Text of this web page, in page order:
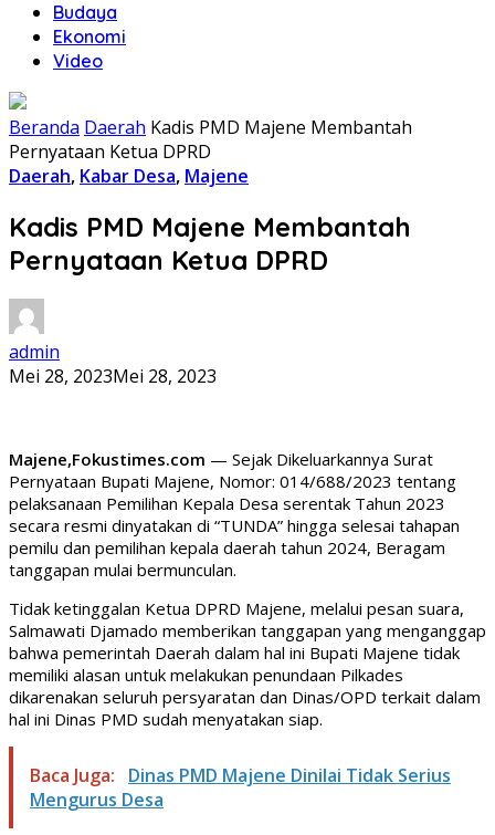
Budaya
Ekonomi
Video
Beranda Daerah Kadis PMD Majene Membantah
Pernyataan Ketua DPRD
Daerah, Kabar Desa, Majene
Kadis PMD Majene Membantah
Pernyataan Ketua DPRD
admin
Mei 28, 2023Mei 28, 2023
Majene,Fokustimes.com — Sejak Dikeluarkannya Surat
Pernyataan Bupati Majene, Nomor: 014/688/2023 tentang
pelaksanaan Pemilihan Kepala Desa serentak Tahun 2023
secara resmi dinyatakan di “TUNDA” hingga selesai tahapan
pemilu dan pemilihan kepala daerah tahun 2024, Beragam
tanggapan mulai bermunculan.
Tidak ketinggalan Ketua DPRD Majene, melalui pesan suara,
Salmawati Djamado memberikan tanggapan yang menganggap
bahwa pemerintah Daerah dalam hal ini Bupati Majene tidak
memiliki alasan untuk melakukan penundaan Pilkades
dikarenakan seluruh persyaratan dan Dinas/OPD terkait dalam
hal ini Dinas PMD sudah menyatakan siap.
Baca Juga:
Dinas PMD Majene Dinilai Tidak Serius
Mengurus Desa